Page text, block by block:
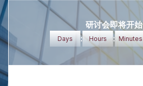
研讨会即将开始
Days : Hours : Minutes